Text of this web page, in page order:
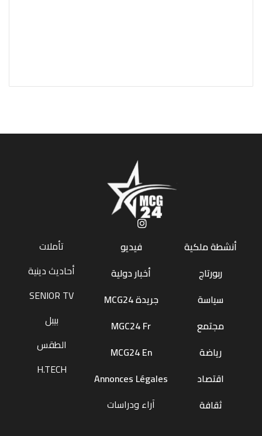
أنشطة ملكية
ربورتاج
سياسة
مجتمع
رياضة
اقتصاد
ثقافة
فيديو
أخبار دولية
جريدة MCG24
MGC24 Fr
MCG24 En
Annonces Légales
آراء ودراسات
تأملات
أحاديث دينية
SENIOR TV
بيبل
الطقس
H.TECH